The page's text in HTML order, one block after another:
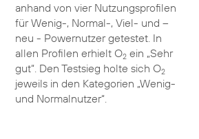
anhand von vier Nutzungsprofilen
für Wenig-, Normal-, Viel- und –
neu - Powernutzer getestet. In
allen Profilen erhielt O2ein „Sehr
gut“. Den Testsieg holte sich O2
jeweils in den Kategorien „Wenig-
und Normalnutzer“.